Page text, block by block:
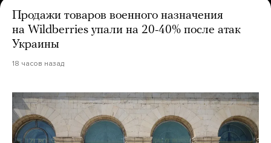
Продажи товаров военного назначения
на Wildberries упали на 20-40% после атак
Украины
18 часов назад